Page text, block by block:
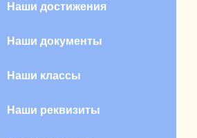
Наши достижения
Наши документы
Наши классы
Наши реквизиты